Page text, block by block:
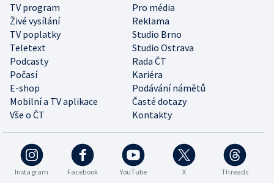
TV program
Pro média
Živé vysílání
Reklama
TV poplatky
Studio Brno
Teletext
Studio Ostrava
Podcasty
Rada ČT
Počasí
Kariéra
E-shop
Podávání námětů
Mobilní a TV aplikace
Časté dotazy
Vše o ČT
Kontakty
Instagram Facebook YouTube X Threads